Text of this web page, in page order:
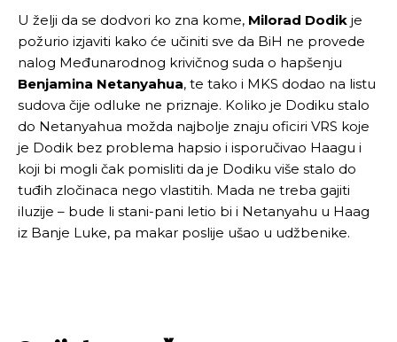
U želji da se dodvori ko zna kome, Milorad Dodik je
požurio izjaviti kako će učiniti sve da BiH ne provede
nalog Međunarodnog krivičnog suda o hapšenju
Benjamina Netanyahua, te tako i MKS dodao na listu
sudova čije odluke ne priznaje. Koliko je Dodiku stalo
do Netanyahua možda najbolje znaju oficiri VRS koje
je Dodik bez problema hapsio i isporučivao Haagu i
koji bi mogli čak pomisliti da je Dodiku više stalo do
tuđih zločinaca nego vlastitih. Mada ne treba gajiti
iluzije – bude li stani-pani letio bi i Netanyahu u Haag
iz Banje Luke, pa makar poslije ušao u udžbenike.